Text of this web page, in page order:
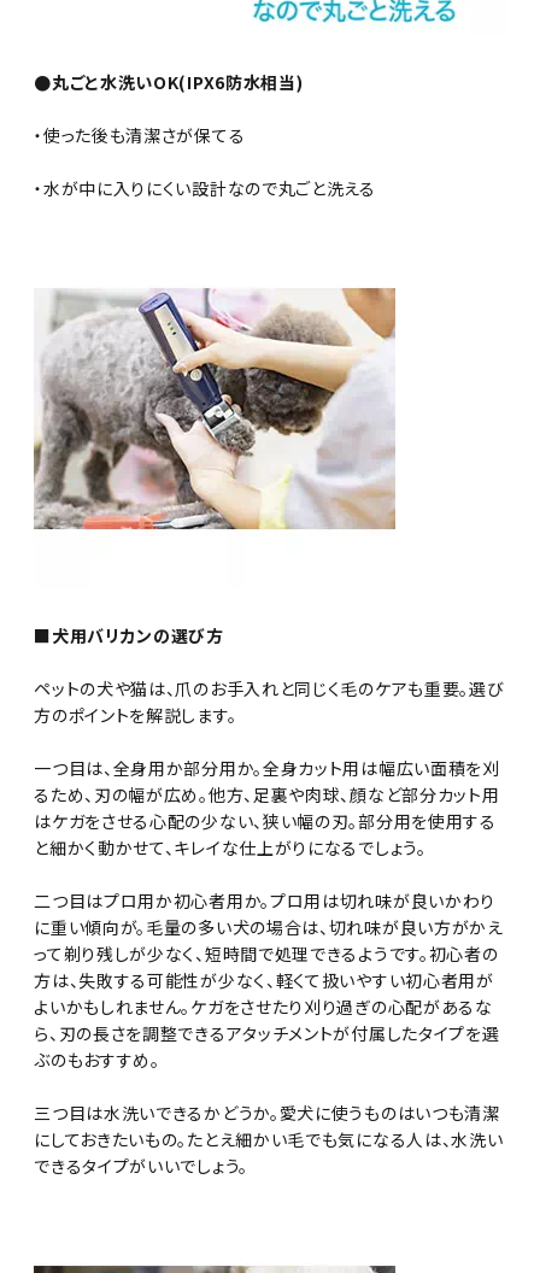
●丸ごと水洗いOK(IPX6防水相当)
・使った後も清潔さが保てる
・水が中に入りにくい設計なので丸ごと洗える
■犬用バリカンの選び方
ペットの犬や猫は、爪のお手入れと同じく毛のケアも重要。選び
方のポイントを解説します。
一つ目は、全身用か部分用か。全身カット用は幅広い面積を刈
るため、刃の幅が広め。他方、足裏や肉球、顔など部分カット用
はケガをさせる心配の少ない、狭い幅の刃。部分用を使用する
と細かく動かせて、キレイな仕上がりになるでしょう。
二つ目はプロ用か初心者用か。プロ用は切れ味が良いかわり
に重い傾向が。毛量の多い犬の場合は、切れ味が良い方がかえ
って剃り残しが少なく、短時間で処理できるようです。初心者の
方は、失敗する可能性が少なく、軽くて扱いやすい初心者用が
よいかもしれません。ケガをさせたり刈り過ぎの心配があるな
ら、刃の長さを調整できるアタッチメントが付属したタイプを選
ぶのもおすすめ。
三つ目は水洗いできるかどうか。愛犬に使うものはいつも清潔
にしておきたいもの。たとえ細かい毛でも気になる人は、水洗い
できるタイプがいいでしょう。